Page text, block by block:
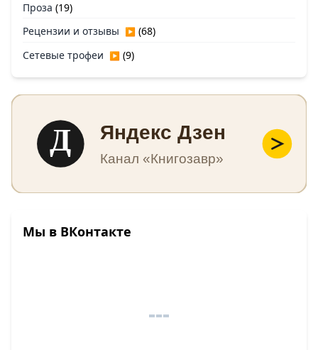
Проза (19)
Рецензии и отзывы ▶ (68)
Сетевые трофеи ▶ (9)
Д Яндекс Дзен
Канал «Книгозавр»
Мы в ВКонтакте